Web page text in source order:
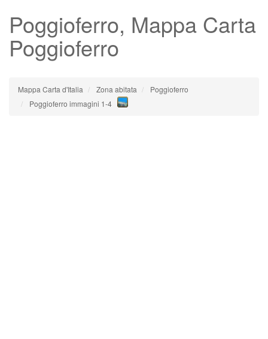
Poggioferro, Mappa Carta
Poggioferro
Mappa Carta d'Italia Zona abitata
Poggioferro
Poggioferro immagini 1-4